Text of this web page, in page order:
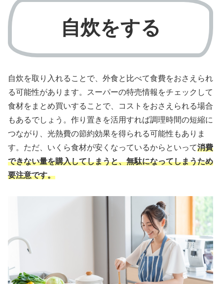
自炊をする
自炊を取り入れることで、外食と比べて食費をおさえられ
る可能性があります。スーパーの特売情報をチェックして
食材をまとめ買いすることで、コストをおさえられる場合
もあるでしょう。作り置きを活用すれば調理時間の短縮に
つながり、光熱費の節約効果を得られる可能性もありま
す。ただ、いくら食材が安くなっているからといって消費
できない量を購入してしまうと、無駄になってしまうため
要注意です。